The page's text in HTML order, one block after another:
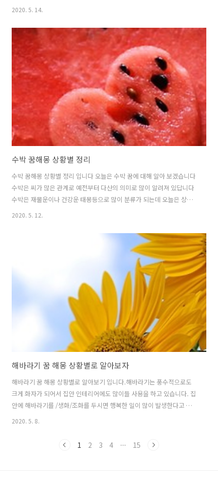
먹기가 좀더 좋은것 같습니다 새콤하고 과일맛도 나고 ~ 사과식초를 먹
는방법은 사과식초 한스푼이나 양은 먹다가 조절 하시면 되구여 사과식
초와 물만 있으면 희석해서 마시면 됩니다 아주 간단합니다. 저는 하루에
3-4잔은 식초를 마십니다 구연산도 마시구요 신맛이 나는 음식이나 음료
를 많이 마시면 건강에 정말 도움이 많이 됩니다. 피부도 일단 윤기가 나
구요~그럼 일단 오늘은..
2020. 5. 14.
수박 꿈해몽 상황별 정리
수박 꿈해몽 상황별 정리 입니다 오늘은 수박 꿈에 대해 알아 보겠습니다
수박은 씨가 많은 관계로 예전부터 다산의 의미로 많이 알려져 있답니다
수박은 재물운이나 건강운 태몽등으로 많이 분류가 되는데 오늘은 상황
별로 수박꿈에 대해 알아 볼게요~ 꿈에서 수박을 많이 먹는 꿈을 꾸었다
수도 있는 수박 꿈 입니다 이 수박꿈을 꾸었다면 다시한번 건강을 체크해
보시길 바랍니다. 자신이 수박을 안고 있는 꿈 -이 수박꿈은 태몽에 가깝
습니다 아주 귀한 아이를 가지는 수박 꿈 입니다. 꿈에서 수박을 들고 있
다가 떨어지는 꿈 ---이혼수나 질병에 노출이 될수 있으니 조심하라는 경
고의 수박에 관련된 꿈 입니다. 꿈에서 갑자기 수박이 태양/해로 바뀌는
2020. 5. 12.
해바라기 꿈 해몽 상황별로 알아보자
해바라기 꿈 해몽 상황별로 알아보기 입니다.해바라기는 풍수적으로도
크게 화자가 되어서 집안 인테리어에도 많이들 사용을 하고 있습니다. 집
안에 해바라기를 /생화/조화를 두시면 행복한 일이 많이 발생한다고 합
2020. 5. 8.
1 2 3 4 ··· 15